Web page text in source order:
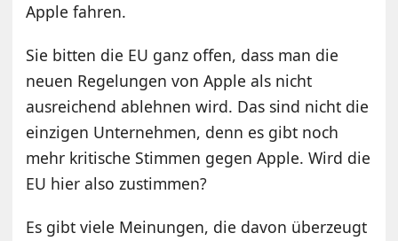
Apple fahren.
Sie bitten die EU ganz offen, dass man die
neuen Regelungen von Apple als nicht
ausreichend ablehnen wird. Das sind nicht die
einzigen Unternehmen, denn es gibt noch
mehr kritische Stimmen gegen Apple. Wird die
EU hier also zustimmen?
Es gibt viele Meinungen, die davon überzeugt